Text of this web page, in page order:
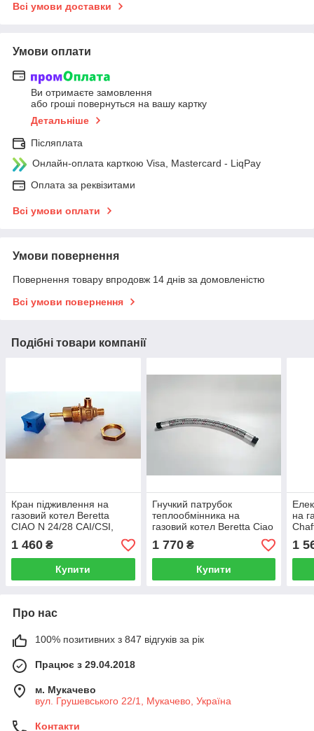
Всі умови доставки
Умови оплати
Ви отримаєте замовлення
або гроші повернуться на вашу картку
Детальніше
Післяплата
Онлайн-оплата карткою Visa, Mastercard - LiqPay
Оплата за реквізитами
Всі умови оплати
Умови повернення
Повернення товару впродовж 14 днів за домовленістю
Всі умови повернення
Подібні товари компанії
Кран підживлення на
газовий котел Beretta
CIAO N 24/28 CAI/CSI,
Smart R10022511
1 460 ₴
Купити
Гнучкий патрубок
теплообмінника на
газовий котел Beretta Ciao
24 R10022000
1 770₴
Купити
на
R30
1
Про нас
100% позитивних з 847 відгуків за рік
Працює з 29.04.2018
м. Мукачево
вул. Грушевського 22/1, Мукачево, Україна
Контакти